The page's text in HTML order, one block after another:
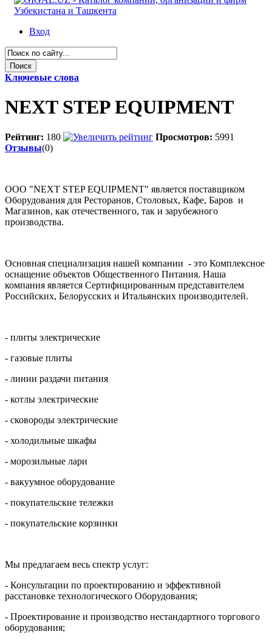
Вход
Ключевые слова
NEXT STEP EQUIPMENT
Рейтинг: 180 Просмотров: 5991
Отзывы(0)
ООО "NEXT STЕP EQUIPMENT" является поставщиком
Оборудования для Ресторанов, Столовых, Кафе, Баров и
Магазинов, как отечественного, так и зарубежного
производства.
Основная специализация нашей компании - это Комплексное
оснащение объектов Общественного Питания. Наша
компания является Сертифицированным представителем
Российских, Белорусских и Итальянских производителей.
- плиты электрические
- газовые плиты
- линии раздачи питания
- котлы электрические
- сковороды электрические
- холодильные шкафы
- морозильные лари
- вакуумное оборудование
- покупательские тележки
- покупательские корзинки
Мы предлагаем весь спектр услуг:
- Консультации по проектированию и эффективной
расстановке технологического Оборудования;
- Проектирование и производство нестандартного торгового
оборудования;